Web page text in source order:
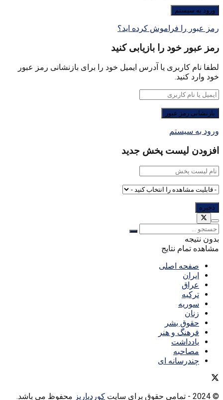
رمز عبور را فراموش کرده اید؟
رمز عبور خود را بازیابی کنید
لطفا نام کاربری یا آدرس ایمیل خود را برای بازنشانی رمز عبور
خود وارد کنید.
ورود به سیستم
افزودن لیست پخش جدید
بدون نتیجه
مشاهده تمام نتایج
صفحه اصلی
ایران
عراق
ترکیه
سوریه
زنان
حقوق بشر
فرهنگ و هنر
یادداشت
مصاحبه
چندرسانه ای
© 2024 - تمامی حقوق برای سایت کوردپاریز محفوظ می باشد.